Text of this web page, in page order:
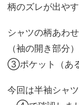
柄のズレが出や
シャツの柄あわ
（袖の開き部分
③ポケット（あ
今回は半袖シャ